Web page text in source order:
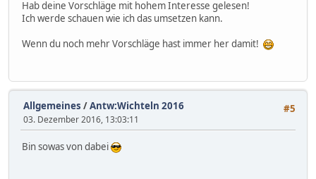
Hab deine Vorschläge mit hohem Interesse gelesen!
Ich werde schauen wie ich das umsetzen kann.
Wenn du noch mehr Vorschläge hast immer her damit!
#5
Allgemeines /Antw:Wichteln 2016
03. Dezember 2016, 13:03:11
Bin sowas von dabei